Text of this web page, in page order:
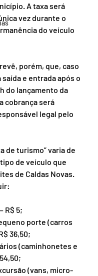
A taxa será
vez durante o
do veículo
porém, que, caso
saída e entrada após o
do lançamento da
cobrança será
legal pelo
de turismo” varia de
de veículo que
de Caldas Novas.
R$ 5;
porte (carros
36,50;
(caminhonetes e
(vans, micro-